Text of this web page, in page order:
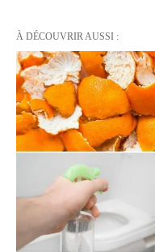
À DÉCOUVRIR AUSSI :